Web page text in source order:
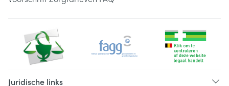
Juridische links